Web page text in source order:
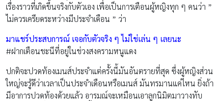
เรื่องราวที่เกิดขึ้นจริงกับตัวเอง เพื่อเป็นการเตือนผู้หญิงทุก ๆ คนว่า ”
ไม่ควรเครียดระหว่างมีประจำเดือน ” ว่า
มาแชร์ประสบการณ์ เจอกับตัวจริง ๆ ไม่ใช่เล่น ๆ เลยนะ
#ฝากเตือนชะนีที่อยู่ในช่วงสงครามหนูแดง
ปกติจะปวดท้องเมนส์ประจำแต่ครั้งนี้มันอันตรายที่สุด ซึ่งผู้หญิงส่วน
ใหญ่จะรู้ดีว่าเวลาเป็นประจำเดือนหรือเมนส์ มันทรมานแค่ไหน ยิ่งถ้า
มีอาการปวดท้องด้วยแล้ว อารมณ์จะเหมือนเอาลูกนิมิตมาวางทับ